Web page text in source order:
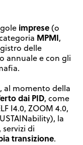
imprese(o
MPMI,
delle
annuale e con gli
, al momento della
dai PID, come
I4.0, ZOOM 4.0,
la
, servizi di
transizione.